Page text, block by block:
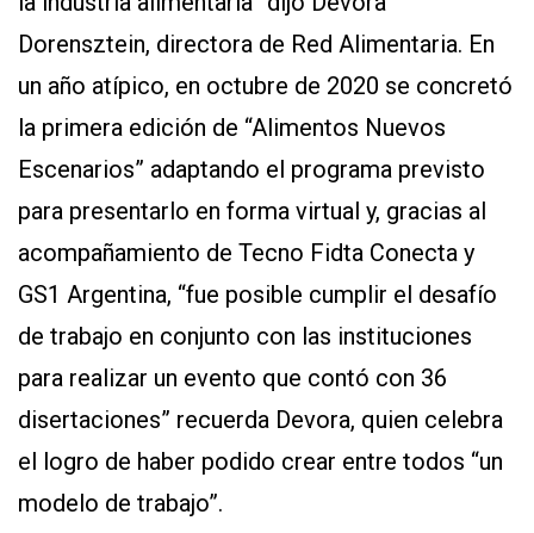
Dorensztein, directora de Red Alimentaria. En
un año atípico, en octubre de 2020 se concretó
la primera edición de “Alimentos Nuevos
Escenarios” adaptando el programa previsto
para presentarlo en forma virtual y, gracias al
acompañamiento de Tecno Fidta Conecta y
GS1 Argentina, “fue posible cumplir el desafío
de trabajo en conjunto con las instituciones
para realizar un evento que contó con 36
disertaciones” recuerda Devora, quien celebra
el logro de haber podido crear entre todos “un
modelo de trabajo”.